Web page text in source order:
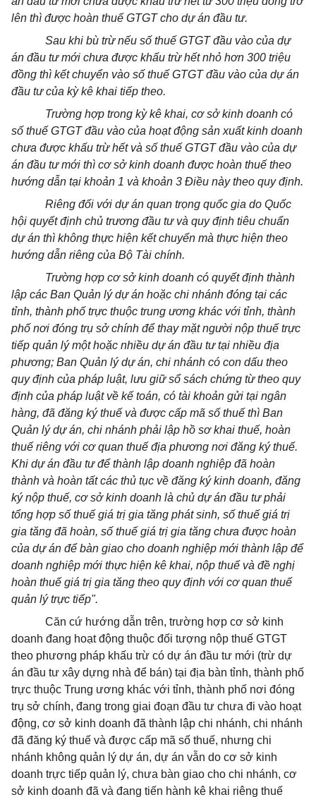
lên thì được hoàn thuế GTGT cho dự án đầu tư.
Sau khi bù trừ nếu số thuế GTGT đầu vào của dự
án đầu tư mới chưa được khấu trừ hết nhỏ hơn 300 triệu
đồng thì kết chuyển vào số thuế GTGT đầu vào của dự án
đầu tư của kỳ kê khai tiếp theo.
Trường hợp trong kỳ kê khai, cơ sở kinh doanh có
số thuế GTGT đầu vào của hoạt động sản xuất kinh doanh
chưa được khấu trừ hết và số thuế GTGT đầu vào của dự
án đầu tư mới thì cơ sở kinh doanh được hoàn thuế theo
hướng dẫn tại khoản 1 và khoản 3 Điều này theo quy định.
Riêng đối với dự án quan trọng quốc gia do Quốc
hội quyết định chủ trương đầu tư và quy định tiêu chuẩn
dự án thì không thực hiện kết chuyển mà thực hiện theo
hướng dẫn riêng của Bộ Tài chính.
Trường hợp cơ sở kinh doanh có quyết định thành
lập các Ban Quản lý dự án hoặc chi nhánh đóng tại các
tỉnh, thành phố trực thuộc trung ương khác với tỉnh, thành
phố nơi đóng trụ sở chính để thay mặt người nộp thuế trực
tiếp quản lý một hoặc nhiều dự án đầu tư tại nhiều địa
phương; Ban Quản lý dự án, chi nhánh có con dấu theo
quy định của pháp luật, lưu giữ sổ sách chứng từ theo quy
định của pháp luật về kế toán, có tài khoản gửi tại ngân
hàng, đã đăng ký thuế và được cấp mã số thuế thì Ban
Quản lý dự án, chi nhánh phải lập hồ sơ khai thuế, hoàn
thuế riêng với cơ quan thuế địa phương nơi đăng ký thuế.
Khi dự án đầu tư để thành lập doanh nghiệp đã hoàn
thành và hoàn tất các thủ tục về đăng ký kinh doanh, đăng
ký nộp thuế, cơ sở kinh doanh là chủ dự án đầu tư phải
tổng hợp số thuế giá trị gia tăng phát sinh, số thuế giá trị
gia tăng đã hoàn, số thuế giá trị gia tăng chưa được hoàn
của dự án để bàn giao cho doanh nghiệp mới thành lập để
doanh nghiệp mới thực hiện kê khai, nộp thuế và đề nghị
hoàn thuế giá trị gia tăng theo quy định với cơ quan thuế
quản lý trực tiếp".
Căn cứ hướng dẫn trên, trường hợp cơ sở kinh
doanh đang hoạt động thuộc đối tượng nộp thuế GTGT
theo phương pháp khấu trừ có dự án đầu tư mới (trừ dự
án đầu tư xây dựng nhà để bán) tại địa bàn tỉnh, thành phố
trực thuộc Trung ương khác với tỉnh, thành phố nơi đóng
trụ sở chính, đang trong giai đoạn đầu tư chưa đi vào hoạt
động, cơ sở kinh doanh đã thành lập chi nhánh, chi nhánh
đã đăng ký thuế và được cấp mã số thuế, nhưng chi
nhánh không quản lý dự án, dự án vẫn do cơ sở kinh
doanh trực tiếp quản lý, chưa bàn giao cho chi nhánh, cơ
sở kinh doanh đã và đang tiến hành kê khai riêng thuế